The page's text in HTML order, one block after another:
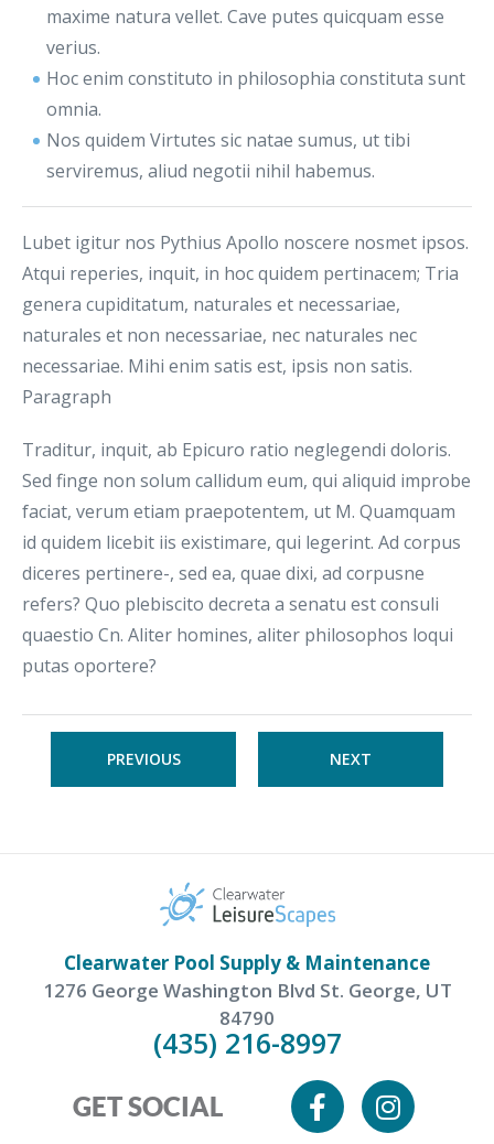
maxime natura vellet. Cave putes quicquam esse
verius.
Hoc enim constituto in philosophia constituta sunt
omnia.
Nos quidem Virtutes sic natae sumus, ut tibi
serviremus, aliud negotii nihil habemus.
Lubet igitur nos Pythius Apollo noscere nosmet ipsos.
Atqui reperies, inquit, in hoc quidem pertinacem; Tria
genera cupiditatum, naturales et necessariae,
naturales et non necessariae, nec naturales nec
necessariae. Mihi enim satis est, ipsis non satis.
Paragraph
Traditur, inquit, ab Epicuro ratio neglegendi doloris.
Sed finge non solum callidum eum, qui aliquid improbe
faciat, verum etiam praepotentem, ut M. Quamquam
id quidem licebit iis existimare, qui legerint. Ad corpus
diceres pertinere-, sed ea, quae dixi, ad corpusne
refers? Quo plebiscito decreta a senatu est consuli
quaestio Cn. Aliter homines, aliter philosophos loqui
putas oportere?
PREVIOUS NEXT
Clearwater Pool Supply & Maintenance
1276 George Washington Blvd St. George, UT
84790
(435) 216-8997
GET SOCIAL